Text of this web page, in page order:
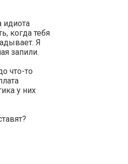
идиота
когда тебя
Я
запили.
что-то
у них